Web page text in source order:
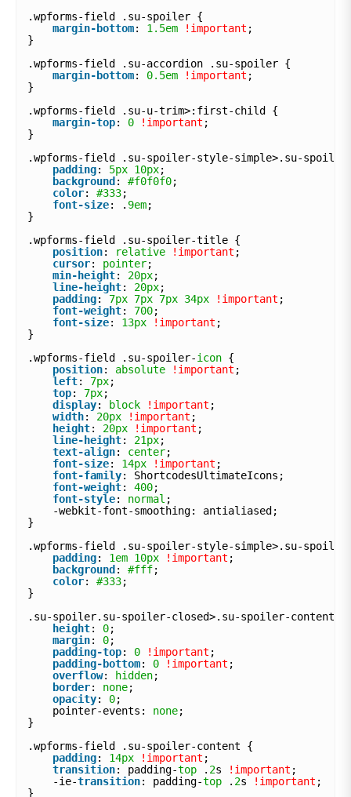
.wpforms-field .su-spoiler {
margin-bottom: 1.5em !important ;
}
.wpforms-field .su-accordion .su-spoiler {
margin-bottom: 0.5em !important ;
}
.wpforms-field .su-u-trim>:first-child {
margin-top: 0 !important ;
}
.wpforms-field .su-spoiler-style-simple>.su-
padding: 5px 10px;
background: #f0f0f0;
color: #333;
font-size: . 9em;
}
.wpforms-field .su-spoiler-title {
position: relative !important ;
cursor: pointer;
min-height: 20px;
line-height: 20px;
padding: 7px 7px 7px 34px !important ;
font-weight: 700;
font-size: 13px !important ;
}
.wpforms-field .su-spoiler-icon {
position: absolute !important ;
left: 7px;
top: 7px;
display: block !important ;
width: 20px !important ;
height: 20px !important ;
line-height: 21px;
text-align: center;
font-size: 14px !important ;
font-family: ShortcodesUltimateIcons;
font-weight: 400;
font-style: normal ;
-webkit-font-smoothing: antialiased;
}
.wpforms-field .su-spoiler-style-simple>.su-
padding: 1em 10px !important ;
background: #fff;
color: #333;
}
.su-spoiler.su-spoiler-closed>.su-spoiler-content {
height: 0;
margin: 0;
padding-top: 0 !important ;
padding-bottom: 0 !important ;
overflow: hidden;
border: none;
opacity: 0;
pointer-events: none;
}
.wpforms-field .su-spoiler-content {
padding: 14px !important ;
transition: padding-top . 2s !important ;
-ie-transition: padding-top . 2s !important ;
}